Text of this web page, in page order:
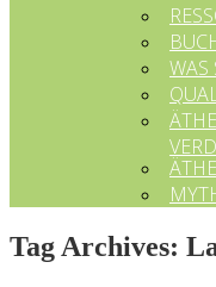
WAS
Tag Archives: